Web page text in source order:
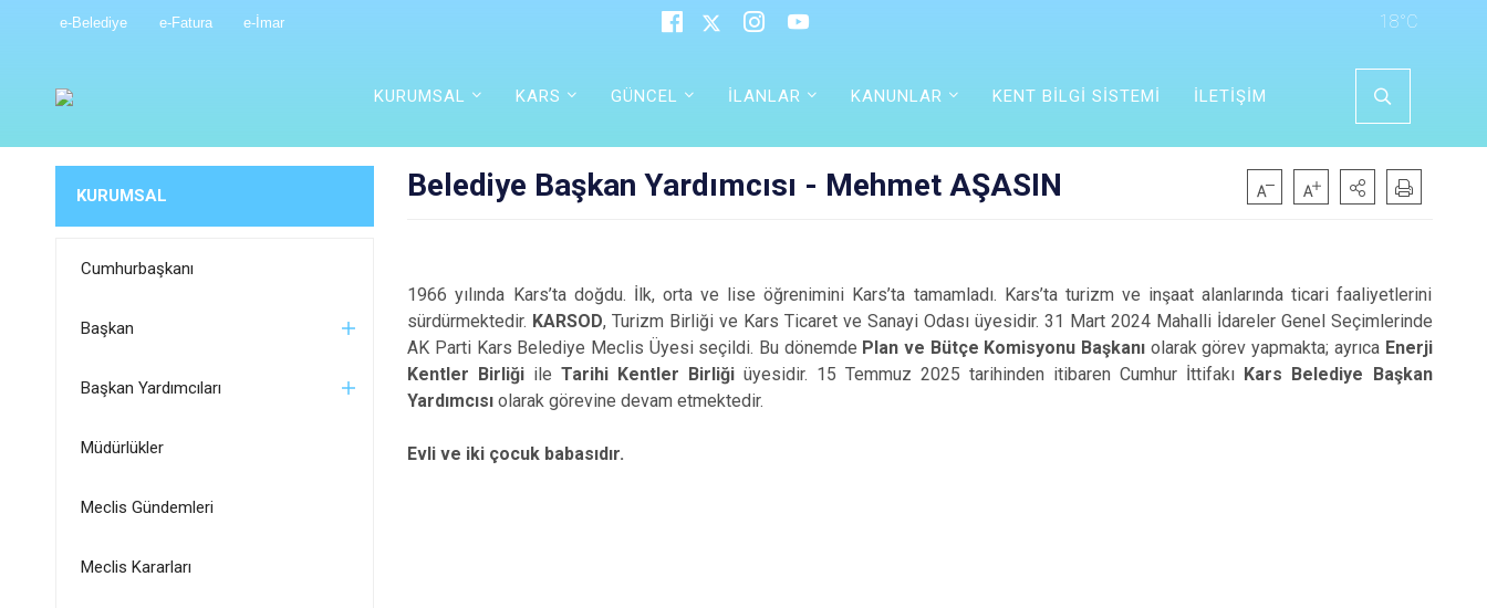
e-Belediye e-Fatura e-İmar 18°C
KURUMSAL KARS GÜNCEL İLANLAR KANUNLAR KENT BİLGİ SİSTEMİ İLETİŞİM
KURUMSAL
Cumhurbaşkanı
Başkan
Başkan Yardımcıları
Müdürlükler
Meclis Gündemleri
Meclis Kararları
Belediye Başkan Yardımcısı - Mehmet AŞASIN
1966 yılında Kars’ta doğdu. İlk, orta ve lise öğrenimini Kars’ta tamamladı. Kars’ta turizm ve inşaat alanlarında ticari faaliyetlerini
sürdürmektedir. KARSOD, Turizm Birliği ve Kars Ticaret ve Sanayi Odası üyesidir. 31 Mart 2024 Mahalli İdareler Genel Seçimlerinde
AK Parti Kars Belediye Meclis Üyesi seçildi. Bu dönemde Plan ve Bütçe Komisyonu Başkanı olarak görev yapmakta; ayrıca Enerji
Kentler Birliği ileTarihi Kentler Birliği üyesidir. 15 Temmuz 2025 tarihinden itibaren Cumhur İttifakı Kars Belediye Başkan
Yardımcısı olarak görevine devam etmektedir.
Evli ve iki çocuk babasıdır.